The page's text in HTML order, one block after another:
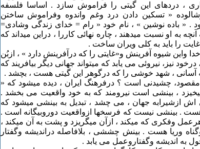
، دردهای این گیتی را فراموش سازد . اساسا فلسفه
« تسکین دادن درد وغم واندوه وفراموش ساختن
. « باده نوشین » ، نام خود « رام = خدای زندگی وشادی=
به او نسبت میدهند ، چاره نهائی کاررا ، دراین میداند که
غایت را باید به کلی ویران ساخت .
واین شیوه آفرینش و«غایتی را که درآفرینش دارد » ، ازبُن
نیز، نیروئی می یابد که میتواند جهانی دیگر بیافریند که
به آسانی ، شهد خوشی را که درگوهر این گیتی هست ، بچشد .
مقصود، چشیدنی است ؟ درفرهنگ ایران ، دیده میشود که «
، بینشی است نیرومند که به خود واقعیت می بخشد .
اش ازشیرابه جهان ، می چشد ، تبدیل به بینشی میشود که
هست . بینشی نیست که فرسخها ازواقعیت دوروبیگانه است .
وفکری که میکند ، ازآن میگریزد و پشت به آن میکند ،
وریا هست . بینش چششی ، بلافاصله دراندیشه وگفتار
به اندیشه وگفتاروعمل می یابد .